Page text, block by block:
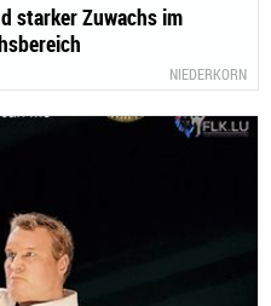
starker Zuwachs im
NIEDERKORN